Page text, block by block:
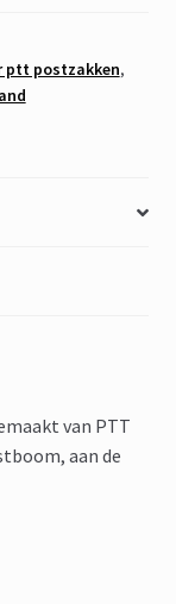
ptt postzakken,
van PTT
aan de